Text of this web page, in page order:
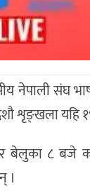
संघ
दशौ शृङ्खला
८ बजे
।